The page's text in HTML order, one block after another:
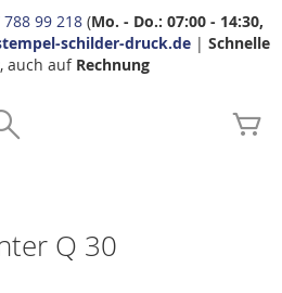
99 218 (Mo. - Do.: 07:00 - 14:30,
schilder-druck.de| Schnelle
, auch auf Rechnung
Q 30